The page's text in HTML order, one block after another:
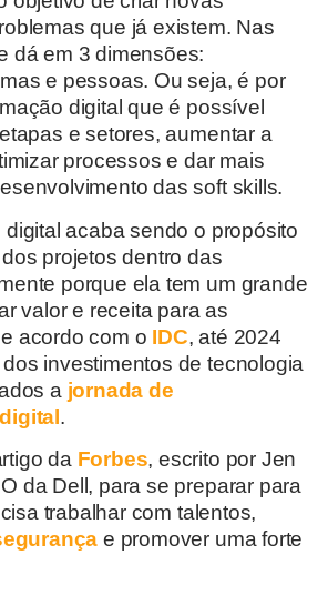
que já existem. Nas
dá em 3 dimensões:
e pessoas. Ou seja, é por
digital que é possível
e setores, aumentar a
processos e dar mais
das soft skills.
acaba sendo o propósito
projetos dentro das
porque ela tem um grande
valor e receita para as
acordo com o IDC, até 2024
investimentos de tecnologia
a jornada de
.
da Forbes, escrito por Jen
da Dell, para se preparar para
trabalhar com talentos,
e promover uma forte